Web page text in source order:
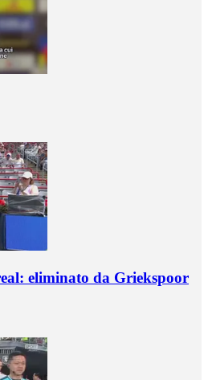
eliminato da Griekspoor